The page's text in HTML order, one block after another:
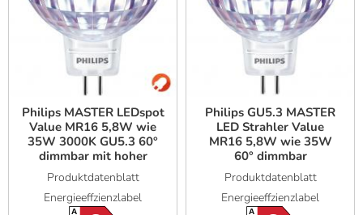
Philips MASTER LEDspot
Value MR16 5,8W wie
35W 3000K GU5.3 60°
dimmbar mit hoher
Farbwiedergabe 90Ra
Produktdatenblatt
Energieeffzienzlabel
A
Philips GU5.3 MASTER
LED Strahler Value
MR16 5,8W wie 35W
60° dimmbar
warmweißes Licht 90Ra
mit hoher
Farbwiedergabe
Produktdatenblatt
Energieeffzienzlabel
A